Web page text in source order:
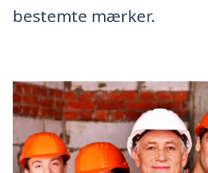
bestemte mærker.